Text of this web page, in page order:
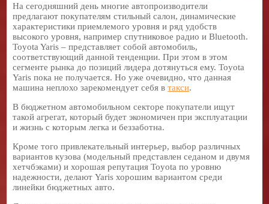
На сегодняшний день многие автопроизводители
предлагают покупателям стильный салон, динамические
характеристики приемлемого уровня и ряд удобств
высокого уровня, например спутниковое радио и Bluetooth.
Toyota Yaris – представляет собой автомобиль,
соответствующий данной тенденции. При этом в этом
сегменте рынка до позиций лидера дотянуться ему. Toyota
Yaris пока не получается. Но уже очевидно, что данная
машина неплохо зарекомендует себя втакси.
В бюджетном автомобильном секторе покупатели ищут
такой агрегат, который будет экономичен при эксплуатации
и жизнь с которым легка и беззаботна.
Кроме того привлекательный интерьер, выбор различных
вариантов кузова (модельный представлен седаном и двумя
хетчбэками) и хорошая репутация Toyota по уровню
надежности, делают Yaris хорошим вариантом среди
линейки бюджетных авто.